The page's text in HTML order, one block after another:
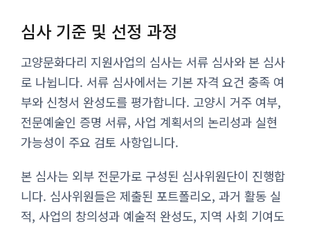
심사 기준 및 선정 과정
고양문화다리 지원사업의 심사는 서류 심사와 본 심사
로 나뉩니다. 서류 심사에서는 기본 자격 요건 충족 여
부와 신청서 완성도를 평가합니다. 고양시 거주 여부,
전문예술인 증명 서류, 사업 계획서의 논리성과 실현
가능성이 주요 검토 사항입니다.
본 심사는 외부 전문가로 구성된 심사위원단이 진행합
니다. 심사위원들은 제출된 포트폴리오, 과거 활동 실
적, 사업의 창의성과 예술적 완성도, 지역 사회 기여도